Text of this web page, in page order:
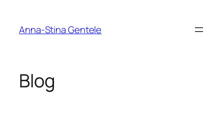
content
Anna-Stina Gentele
Blog